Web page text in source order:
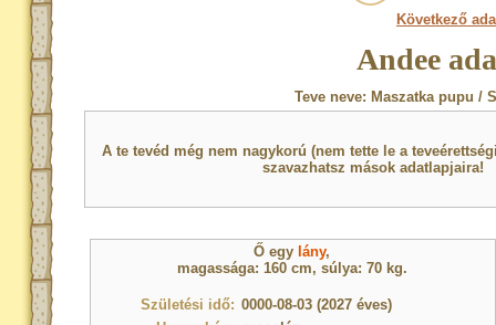
Következő
Andee
Teve neve: Maszatka pupu /
A te tevéd még nem nagykorú (nem tette le a
szavazhatsz mások adatlapjaira!
Ő egy lány,
magassága: 160 cm, súlya: 70 kg.
Születési idő: 0000-08-03 (2027 éves)